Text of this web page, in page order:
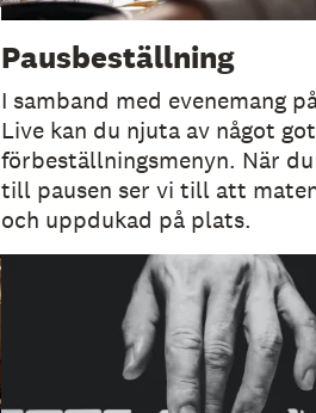
Pausbeställning
I samband med evenemang
Live kan du njuta av något
förbeställningsmenyn. När
till pausen ser vi till att
och uppdukad på plats.